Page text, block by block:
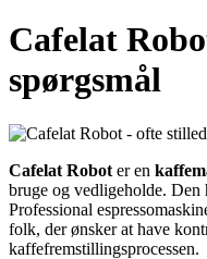
Cafelat
spørgsmål
Cafelat Robot er en
bruge og vedligeholde. Den
Professional
folk, der ønsker at have
kaffefremstillingsprocessen.